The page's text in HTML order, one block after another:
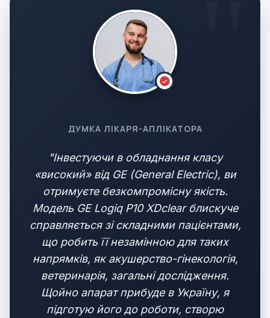
ДУМКА ЛІКАРЯ-АПЛІКАТОРА
"Інвестуючи в обладнання класу
«високий» від GE (General Electric), ви
отримуєте безкомпромісну якість.
Модель GE Logiq P10 XDclear блискуче
справляється зі складними пацієнтами,
що робить її незамінною для таких
напрямків, як акушерство-гінекологія,
ветеринарія, загальні дослідження.
Щойно апарат прибуде в Україну, я
підготую його до роботи, створю